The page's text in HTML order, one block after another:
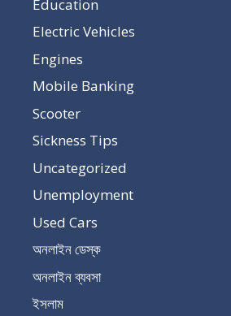
Education
Electric Vehicles
Engines
Mobile Banking
Scooter
Sickness Tips
Uncategorized
Unemployment
Used Cars
অনলাইন ডেস্ক
অনলাইন ব্যবসা
ইসলাম